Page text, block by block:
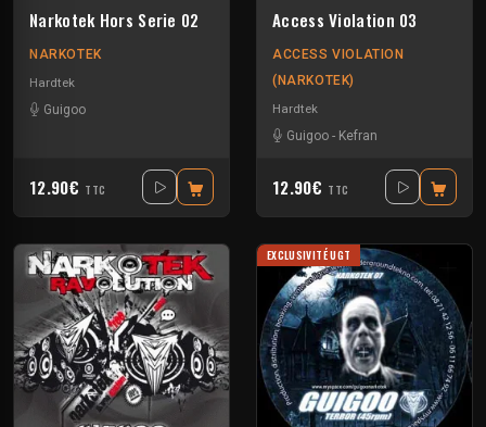
Narkotek Hors Serie 02
NARKOTEK
Hardtek
Guigoo
12.90€ TTC
Access Violation 03
ACCESS VIOLATION
(NARKOTEK)
Hardtek
Guigoo - Kefran
12.90€ TTC
EXCLUSIVITÉ UGT